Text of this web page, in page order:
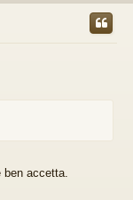
p
ben accetta.